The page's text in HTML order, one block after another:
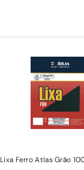
Lixa Ferro Atlas Grão